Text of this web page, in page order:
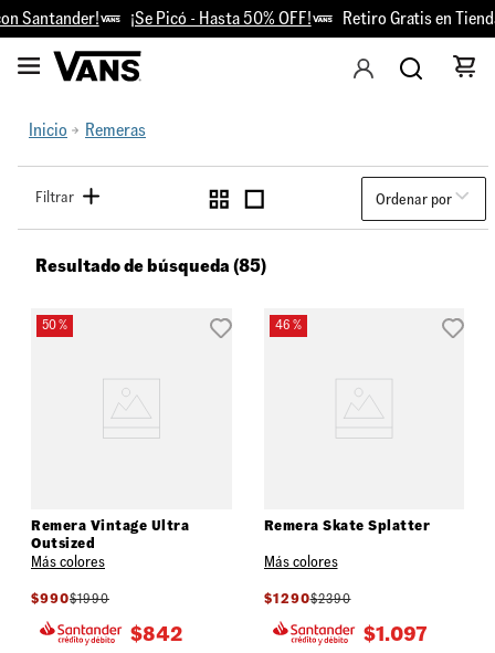
¡Se Picó - Hasta 50% OFF! Retiro Gratis en Tiendas
Inicio Remeras
Filtrar Ordenar por
Resultado de búsqueda (85)
50 %
Remera Vintage Ultra
Outsized
Más colores
$990$1990
$842
46 %
Remera Skate Splatter
Más colores
$1290$2390
$1.097